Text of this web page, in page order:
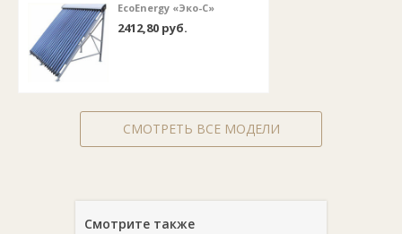
EcoEnergy «Эко-C»
2412,80 руб.
СМОТРЕТЬ ВСЕ МОДЕЛИ
Смотрите также